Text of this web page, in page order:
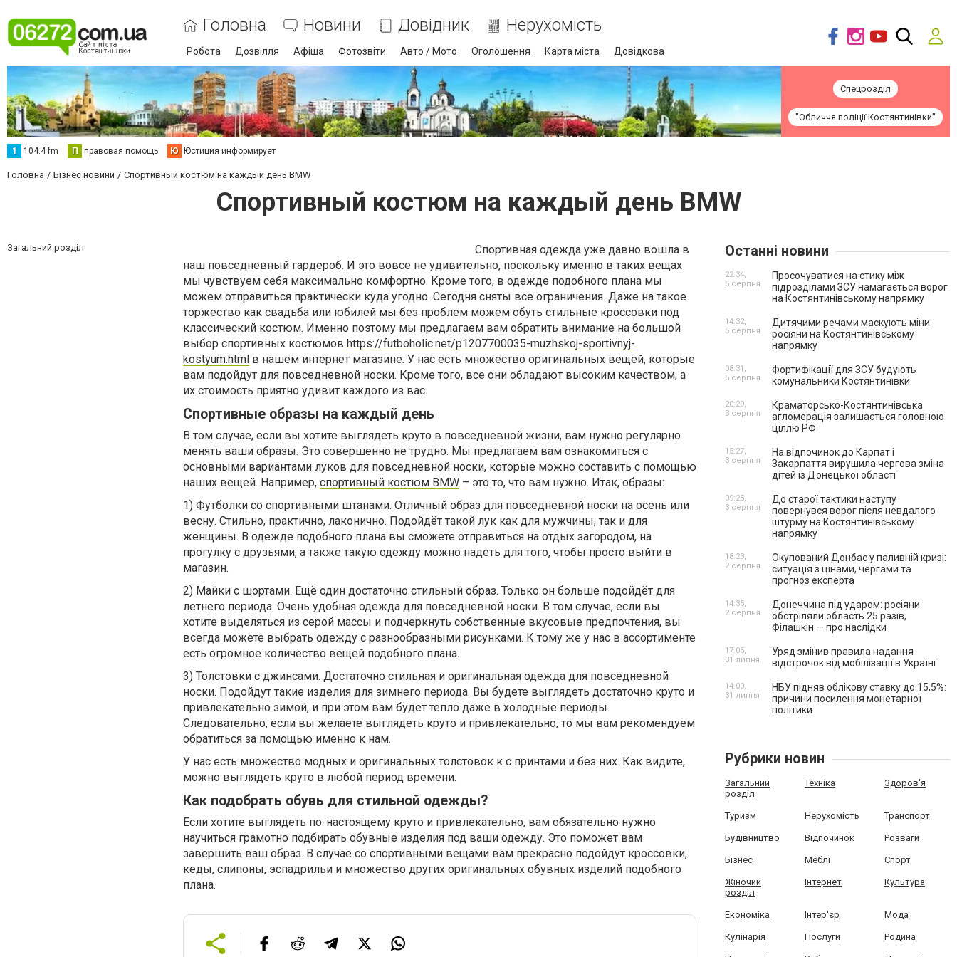
Головна Новини Довідник Нерухомість
Робота Дозвілля Афіша Фотозвіти Авто / Мото Оголошення Карта міста Довідкова
Спецрозділ
"Обличчя поліції Костянтинівки"
1 104.4 fm П правовая помощь Ю Юстиция информирует
Головна Бізнес новини Спортивный костюм на каждый день BMW
Спортивный костюм на каждый день BMW
Загальний розділ
Спортивная одежда уже давно вошла в
наш повседневный гардероб. И это вовсе не удивительно, поскольку именно в таких вещах
мы чувствуем себя максимально комфортно. Кроме того, в одежде подобного плана мы
можем отправиться практически куда угодно. Сегодня сняты все ограничения. Даже на такое
торжество как свадьба или юбилей мы без проблем можем обуть стильные кроссовки под
классический костюм. Именно поэтому мы предлагаем вам обратить внимание на большой
выбор спортивных костюмов https://futboholic.net/p1207700035-muzhskoj-sportivnyj-
kostyum.html в нашем интернет магазине. У нас есть множество оригинальных вещей, которые
вам подойдут для повседневной носки. Кроме того, все они обладают высоким качеством, а
их стоимость приятно удивит каждого из вас.
Спортивные образы на каждый день
В том случае, если вы хотите выглядеть круто в повседневной жизни, вам нужно регулярно
менять ваши образы. Это совершенно не трудно. Мы предлагаем вам ознакомиться с
основными вариантами луков для повседневной носки, которые можно составить с помощью
наших вещей. Например, спортивный костюм BMW – это то, что вам нужно. Итак, образы:
1) Футболки со спортивными штанами. Отличный образ для повседневной носки на осень или
весну. Стильно, практично, лаконично. Подойдёт такой лук как для мужчины, так и для
женщины. В одежде подобного плана вы сможете отправиться на отдых загородом, на
прогулку с друзьями, а также такую одежду можно надеть для того, чтобы просто выйти в
магазин.
2) Майки с шортами. Ещё один достаточно стильный образ. Только он больше подойдёт для
летнего периода. Очень удобная одежда для повседневной носки. В том случае, если вы
хотите выделяться из серой массы и подчеркнуть собственные вкусовые предпочтения, вы
всегда можете выбрать одежду с разнообразными рисунками. К тому же у нас в ассортименте
есть огромное количество вещей подобного плана.
3) Толстовки с джинсами. Достаточно стильная и оригинальная одежда для повседневной
носки. Подойдут такие изделия для зимнего периода. Вы будете выглядеть достаточно круто и
привлекательно зимой, и при этом вам будет тепло даже в холодные периоды.
Следовательно, если вы желаете выглядеть круто и привлекательно, то мы вам рекомендуем
обратиться за помощью именно к нам.
У нас есть множество модных и оригинальных толстовок к с принтами и без них. Как видите,
можно выглядеть круто в любой период времени.
Как подобрать обувь для стильной одежды?
Если хотите выглядеть по-настоящему круто и привлекательно, вам обязательно нужно
научиться грамотно подбирать обувные изделия под ваши одежду. Это поможет вам
завершить ваш образ. В случае со спортивными вещами вам прекрасно подойдут кроссовки,
кеды, слипоны, эспадрильи и множество других оригинальных обувных изделий подобного
плана.
Останні новини
Просочуватися на стику між
підрозділами ЗСУ намагається ворог
на Костянтинівському напрямку
22:34,
5 серпня
Дитячими речами маскують міни
росіяни на Костянтинівському
напрямку
14:32,
5 серпня
Фортифікації для ЗСУ будують
комунальники Костянтинівки
08:31,
5 серпня
Краматорсько-Костянтинівська
агломерація залишається головною
ціллю РФ
20:29,
3 серпня
На відпочинок до Карпат і
Закарпаття вирушила чергова зміна
дітей із Донецької області
15:27,
3 серпня
До старої тактики наступу
повернувся ворог після невдалого
штурму на Костянтинівському
напрямку
09:25,
3 серпня
Окупований Донбас у паливній кризі:
ситуація з цінами, чергами та
прогноз експерта
18:23,
2 серпня
Донеччина під ударом: росіяни
обстріляли область 25 разів,
Філашкін — про наслідки
14:35,
2 серпня
Уряд змінив правила надання
відстрочок від мобілізації в Україні
17:05,
31 липня
НБУ підняв облікову ставку до 15,5%:
причини посилення монетарної
політики
14:00,
31 липня
Рубрики новин
Загальний
розділ
Техніка Здоров'я
Туризм Нерухомість Транспорт
Будівництво Відпочинок Розваги
Бізнес Меблі Спорт
Жіночий
розділ
Інтернет Культура
Економіка Інтер'єр Мода
Кулінарія Послуги Родина